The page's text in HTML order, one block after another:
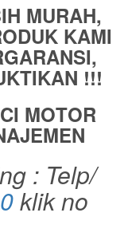
MURAH,
KAMI
!!!
MOTOR
: Telp/
klik no